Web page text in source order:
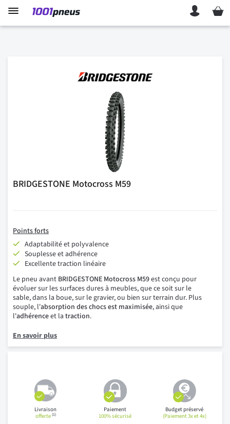
Mon
BRIDGESTONE Motocross M59
Points forts
Adaptabilité et polyvalence
Souplesse et adhérence
Excellente traction linéaire
Le pneu avant BRIDGESTONE Motocross M59est conçu pour
évoluer sur les surfaces dures à meubles, que ce soit sur le
sable, dans la boue, sur le gravier, ou bien sur terrain dur. Plus
souple, l'absorption des chocs est maximisée, ainsi que
l'adhérenceet la traction.
En savoir plus
Livraison
offerte(1)
Paiement
100% sécurisé
Budget préservé
(Paiement 3x et 4x)